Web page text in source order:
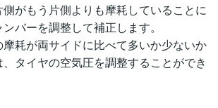
側がもう片側よりも摩耗していることに
バーを調整して補正します。
耗が両サイドに比べて多いか少ないか
タイヤの空気圧を調整することができ